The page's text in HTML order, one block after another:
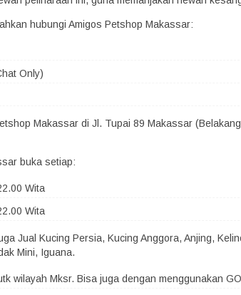
hubungi Amigos Petshop Makassar:
Only)
Makassar di Jl. Tupai 89 Makassar
buka setiap:
Wita
Wita
Jual Kucing Persia, Kucing Anggora, Anjing,
Mini, Iguana.
wilayah Mksr. Bisa juga dengan menggunakan